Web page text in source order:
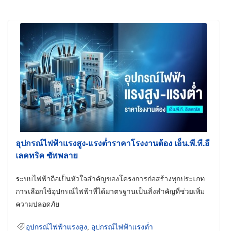
อุปกรณ์ไฟฟ้าแรงสูง-แรงต่ำราคาโรงงานต้อง เอ็น.พี.ที.อี
เลคทริค ซัพพลาย
ระบบไฟฟ้าถือเป็นหัวใจสำคัญของโครงการก่อสร้างทุกประเภท
การเลือกใช้อุปกรณ์ไฟฟ้าที่ได้มาตรฐานเป็นสิ่งสำคัญที่ช่วยเพิ่ม
ความปลอดภัย
อุปกรณ์ไฟฟ้าแรงสูง อุปกรณ์ไฟฟ้าแรงต่ำ